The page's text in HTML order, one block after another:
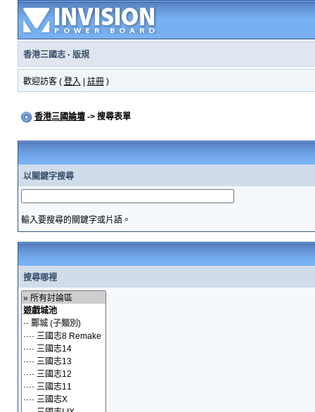
香港三國志· 版規
歡迎訪客 ( 登入 註冊)
香港三國論壇-> 搜尋表單
以關鍵字搜尋
輸入要搜尋的關鍵字或片語。
搜尋哪裡